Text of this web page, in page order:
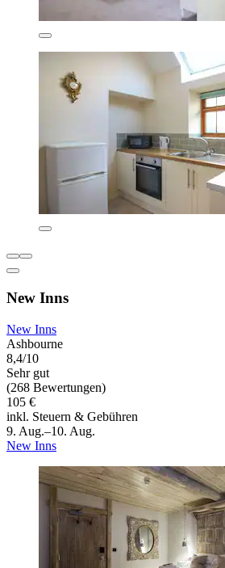
New Inns
New Inns
Ashbourne
8,4/10
Sehr gut
(268 Bewertungen)
105 €
inkl. Steuern & Gebühren
9. Aug.–10. Aug.
New Inns